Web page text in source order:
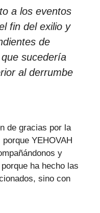
a los eventos
fin del exilio y
de
sucedería
al derrumbe
de gracias por la
YEHOVAH
y
ha hecho las
sino con